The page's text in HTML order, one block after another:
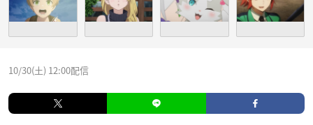
10/30(土) 12:00配信